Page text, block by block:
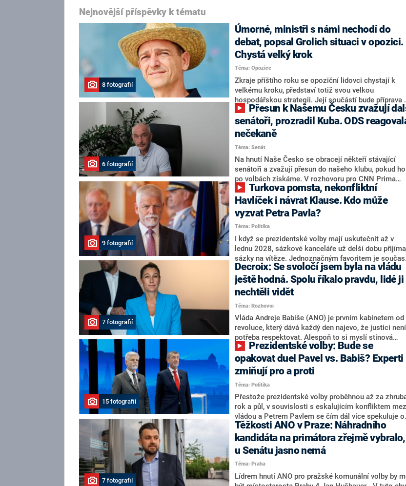
Nejnovější příspěvky k tématu
8 fotografií
Úmorné, ministři s námi nechodí do
debat, popsal Grolich situaci v opozici.
Chystá velký krok
Téma: Opozice
Zkraje příštího roku se opoziční lidovci chystají k
velkému kroku, představí totiž svou velkou
hospodářskou strategii. Její součástí bude příprava
stárnutí populace, řekl ve středu na setkání s
nový předseda lidovců Jan Grolich. Ten zároveň v
senátních volbách kandiduje ve Vyškově. Popsal i
aktivitu opozice, o níž vládní strany nebo političtí
komentátoři mluví jako o slabé a v defenzivě. „Je to
úmorná práce upozorňovat na chyby vlády. Ministři s
námi navíc nechodí do debat. Chceme ale ukazovat
svoje témata,“ odpověděl Grolich na dotaz CNN Prima
NEWS.
6 fotografií
senátoři, prozradil Kuba. ODS
nečekaně
Téma: Senát
Na hnutí Naše Česko se obracejí někteří stávající
senátoři a zvažují přesun do našeho klubu, pokud ho
po volbách získáme. V rozhovoru pro CNN Prima
NEWS to řekl zakladatel hnutí a jihočeský hejtman
Martin Kuba. Konkrétní nebyl, ale získat by takto mohl
například senátora Zdeňka Hrabu, který je dnes
součástí klubu ODS a TOP 09. Hraba to na dotaz
redakce nevyloučil. Předseda klubu senátorů ODS
Zdeněk Nytra redakci řekl, že počítá s odchodem
některých senátorů z klubu a že Naše Česko není
nepřítel, ale soupeř.
9 fotografií
Havlíček i návrat Klause. Kdo může
vyzvat Petra Pavla?
Téma: Politika
I když se prezidentské volby mají uskutečnit až v
lednu 2028, sázkové kanceláře už delší dobu
sázky na vítěze. Jednoznačným favoritem je
hlava státu Petr Pavel. Daleko za ním pak
zmiňují dva výrazné politiky ANO, tedy premiéra
Andreje Babiše a ministra průmyslu Karla Havlíčka.
Oblíbeným tipem samotných sázkařů je poslanec za
Motoristy Filip Turek. Politolog Jan Kubáček nicméně
o případné kandidatuře kohokoliv ze zmíněné trojice
značně pochybuje. Podle něj současná koalice dosud
nemá osobu, která by Pavlovi mohla konkurovat.
7 fotografií
Decroix: Se svoločí jsem byla na vládu
ještě hodná. Spolu říkalo pravdu, lidé ji
nechtěli vidět
Téma: Rozhovor
Vláda Andreje Babiše (ANO) je prvním kabinetem od
revoluce, který dává každý den najevo, že justici není
potřeba respektovat. Alespoň to si myslí stínová
ministryně spravedlnosti ODS Eva Decroix. V
rozhovoru pro CNN Prima NEWS si nebrala servítky
ohledně politického výkonu svého nástupce
Tejce (za ANO) či vládní zmocněnkyně pro lidská
práva Taťány Malé (ANO). Označením „svoloč“ na
adresu vlády prý byla ještě hodná. Decroix se také
vrátila k volební porážce koalice Spolu či promluvila
hnutí Naše Česko Martina Kuby.
15 fotografií
opakovat duel Pavel vs. Babiš? Experti
zmiňují pro a proti
Téma: Politika
Přestože prezidentské volby proběhnou až za
rok a půl, v souvislosti s eskalujícím konfliktem
vládou a Petrem Pavlem se čím dál více spekuluje o
tom, koho by do bitvy o Hrad mohla vyslat současná
koalice. Někteří političtí komentátoři znovu vytahují
jméno premiéra Andreje Babiše (ANO). Jak moc je
pravděpodobné, že se v prezidentských volbách 2028
bude znovu opakovat souboj z roku 2023?
7 fotografií
Těžkosti ANO v Praze: Náhradního
kandidáta na primátora zřejmě vybralo,
u Senátu jasno nemá
Téma: Praha
Lídrem hnutí ANO pro pražské komunální volby by